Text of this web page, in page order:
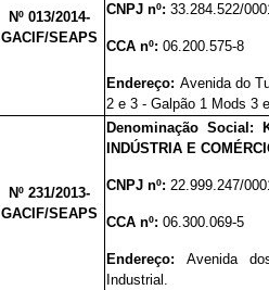
Nº 013/2014-
GACIF/SEAPS
CNPJ nº:33.284.522/
CCA nº:06.200.575-8
Endereço: Avenida do
2 e 3 - Galpão 1 Mods 3
Nº 231/2013-
GACIF/SEAPS
Denominação Social:
INDÚSTRIA E
CNPJ nº:22.999.247/
CCA nº:06.300.069-5
Endereço: Avenida
Industrial.